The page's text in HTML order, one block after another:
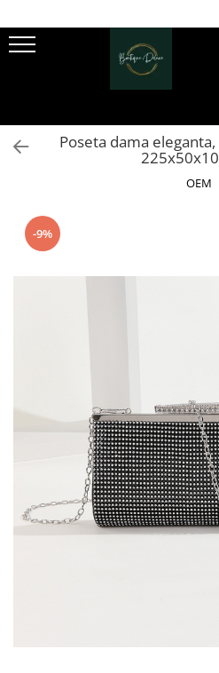
Genti Piele Naturala
Poseta dama
OEM
-9%